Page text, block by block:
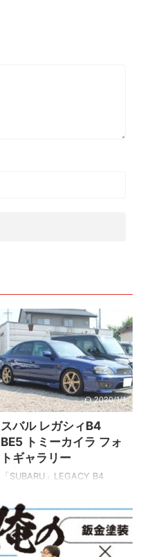
2020/1/1
スバル レガシィB4
BE5 トミーカイラ フォ
トギャラリー
「SUBARU」LEGACY B4
2.2L 5MT Photo gallery 大変
珍しい車輌なのでオーナーさ
んに許可をいただき記念に撮
らせていただきました。 それ